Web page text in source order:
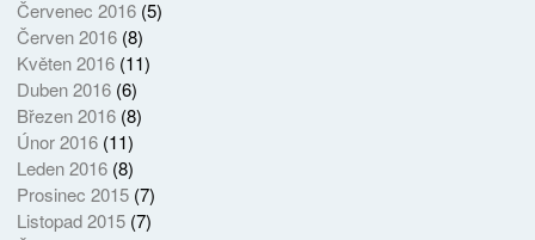
Červenec 2016(5)
Červen 2016(8)
Květen 2016(11)
Duben 2016(6)
Březen 2016(8)
Únor 2016(11)
Leden 2016(8)
Prosinec 2015(7)
Listopad 2015(7)